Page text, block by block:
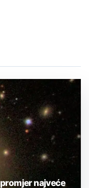
najveće